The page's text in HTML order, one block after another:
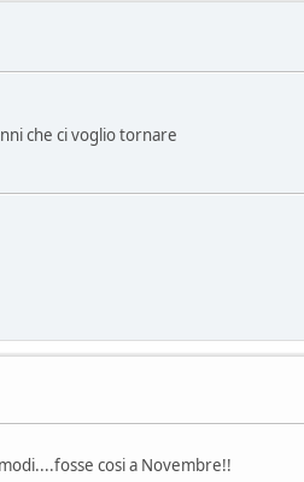
che ci voglio tornare
cosi a Novembre!!